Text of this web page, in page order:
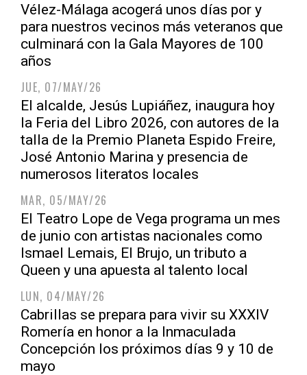
Vélez-Málaga acogerá unos días por y
para nuestros vecinos más veteranos que
culminará con la Gala Mayores de 100
años
JUE, 07/MAY/26
El alcalde, Jesús Lupiáñez, inaugura hoy
la Feria del Libro 2026, con autores de la
talla de la Premio Planeta Espido Freire,
José Antonio Marina y presencia de
numerosos literatos locales
MAR, 05/MAY/26
El Teatro Lope de Vega programa un mes
de junio con artistas nacionales como
Ismael Lemais, El Brujo, un tributo a
Queen y una apuesta al talento local
LUN, 04/MAY/26
Cabrillas se prepara para vivir su XXXIV
Romería en honor a la Inmaculada
Concepción los próximos días 9 y 10 de
mayo